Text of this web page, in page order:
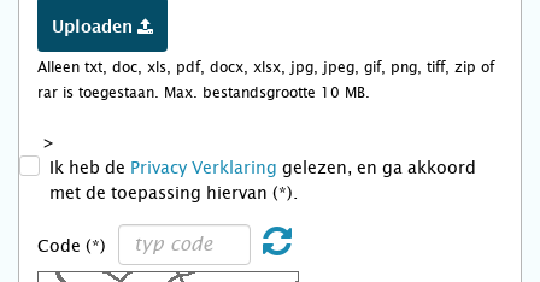
Uploaden
Alleen txt, doc, xls, pdf, docx, xlsx, jpg, jpeg, gif, png, tiff, zip of
rar is toegestaan. Max. bestandsgrootte 10 MB.
>
Ik heb de Privacy Verklaring gelezen, en ga akkoord
met de toepassing hiervan (*).
Code (*)